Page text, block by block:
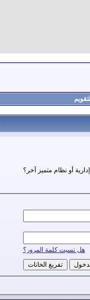
أو نظام متميز آخر؟
هل نسيت كلمة المرور؟